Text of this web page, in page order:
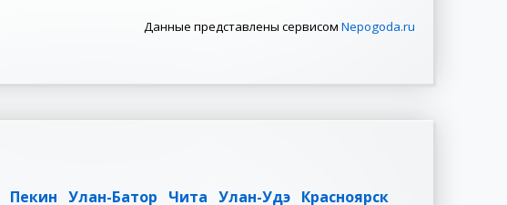
Данные представлены сервисом Nepogoda.ru
Пекин Улан-Батор Чита Улан-Удэ Красноярск